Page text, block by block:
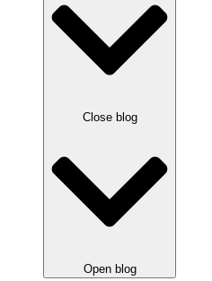
Close blog
Open blog